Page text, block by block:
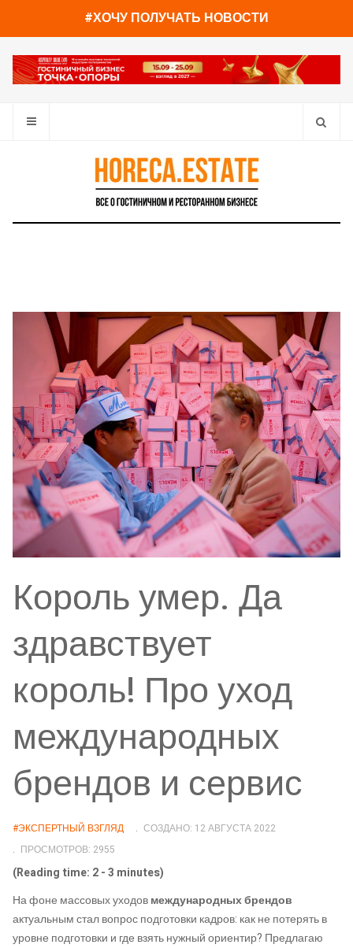
#ХОЧУ ПОЛУЧАТЬ НОВОСТИ
Король умер. Да
здравствует
король! Про уход
международных
брендов и сервис
#ЭКСПЕРТНЫЙ ВЗГЛЯД
СОЗДАНО: 12 АВГУСТА 2022
ПРОСМОТРОВ: 2955
(Reading time: 2 - 3 minutes)
На фоне массовых уходовмеждународных брендов
актуальным стал вопрос подготовки кадров: как не потерять в
уровне подготовки и где взять нужный ориентир? Предлагаю